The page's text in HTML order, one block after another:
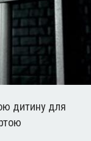
дитину для